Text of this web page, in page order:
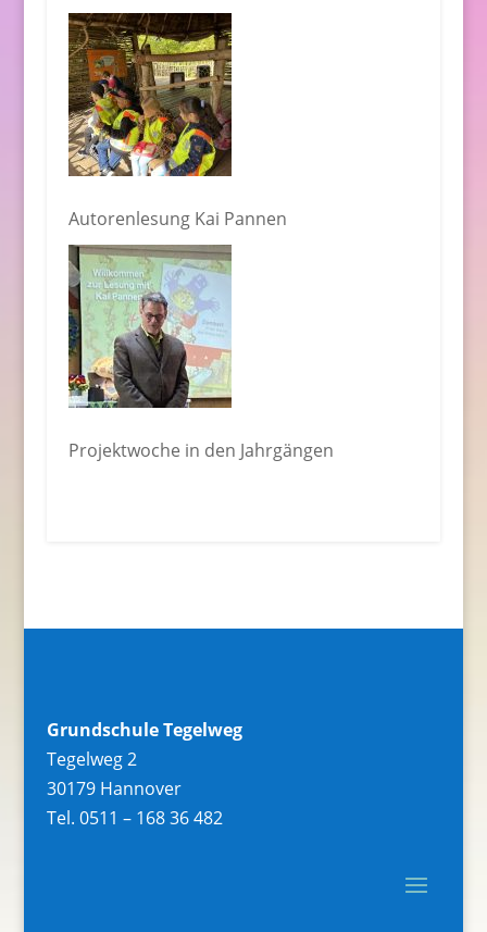
Autorenlesung Kai Pannen
Projektwoche in den Jahrgängen
Grundschule Tegelweg
Tegelweg 2
30179 Hannover
Tel. 0511 – 168 36 482